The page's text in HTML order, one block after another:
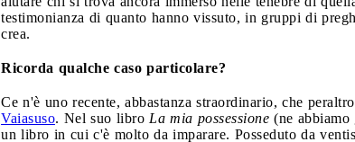
testimonianza di quanto hanno vissuto, in gruppi di
crea.
Ricorda qualche caso particolare?
Ce n'è uno recente, abbastanza straordinario, che
Vaiasuso. Nel suo libro La mia possessione (ne
un libro in cui c'è molto da imparare. Posseduto da